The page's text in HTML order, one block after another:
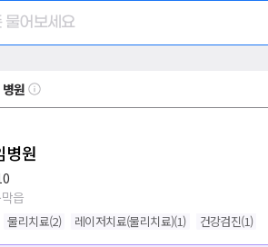
물어보세요
원
병원
읍
물리치료(2) 레이저치료(물리치료)(1) 건강검진(1)